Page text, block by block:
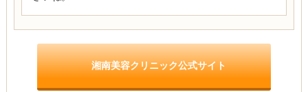
湘南美容クリニック公式サイト